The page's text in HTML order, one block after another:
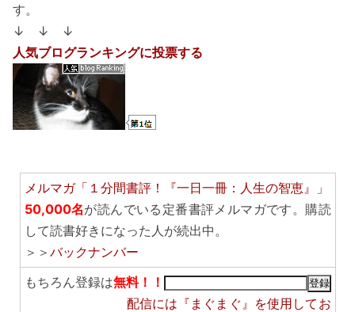
す。
↓ ↓ ↓
人気ブログランキングに投票する
メルマガ「１分間書評！『一日一冊：人生の智恵』」
50,000名が読んでいる定番書評メルマガです。購読
して読書好きになった人が続出中。
＞＞ バックナンバー
もちろん登録は無料！！
配信には 『まぐまぐ』 を使用してお